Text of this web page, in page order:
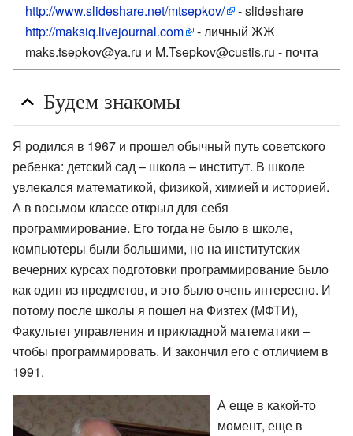
http://www.slideshare.net/mtsepkov/
- slideshare
http://maksiq.livejournal.com
- личный ЖЖ
maks.tsepkov@ya.ru и M.Tsepkov@custis.ru - почта
Будем знакомы
Я родился в 1967 и прошел обычный путь советского
ребенка: детский сад – школа – институт. В школе
увлекался математикой, физикой, химией и историей.
А в восьмом классе открыл для себя
программирование. Его тогда не было в школе,
компьютеры были большими, но на институтских
вечерних курсах подготовки программирование было
как один из предметов, и это было очень интересно. И
потому после школы я пошел на Физтех (МФТИ),
Факультет управления и прикладной математики –
чтобы программировать. И закончил его с отличием в
1991.
А еще в какой-то
момент, еще в